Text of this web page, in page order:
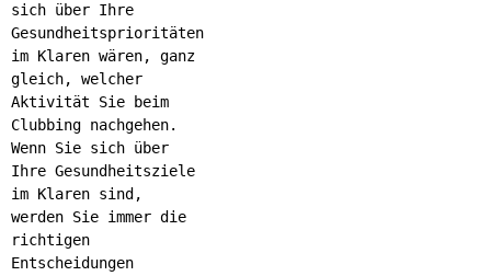
sich über Ihre
Gesundheitsprioritäten
im Klaren wären, ganz
gleich, welcher
Aktivität Sie beim
Clubbing nachgehen.
Wenn Sie sich über
Ihre Gesundheitsziele
im Klaren sind,
werden Sie immer die
richtigen
Entscheidungen